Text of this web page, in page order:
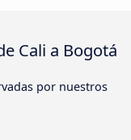
Cali a Bogotá
por nuestros